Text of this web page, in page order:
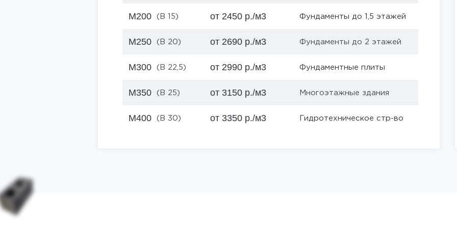
М200 (B 15) от 2450 р./м3 Фундаменты до 1,5 этажей
М250 (B 20) от 2690 р./м3 Фундаменты до 2 этажей
М300 (B 22,5) от 2990 р./м3 Фундаментные плиты
М350 (B 25) от 3150 р./м3 Многоэтажные здания
М400 (B 30) от 3350 р./м3 Гидротехническое стр-во